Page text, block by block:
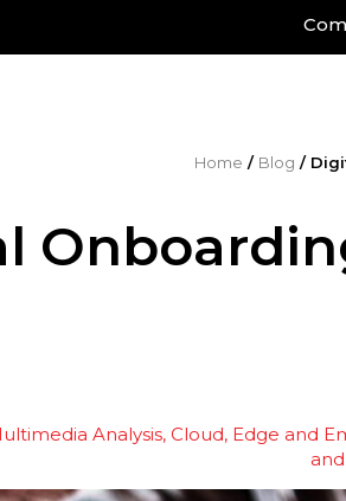
Home / Blog /
Analysis Cloud, Edge and